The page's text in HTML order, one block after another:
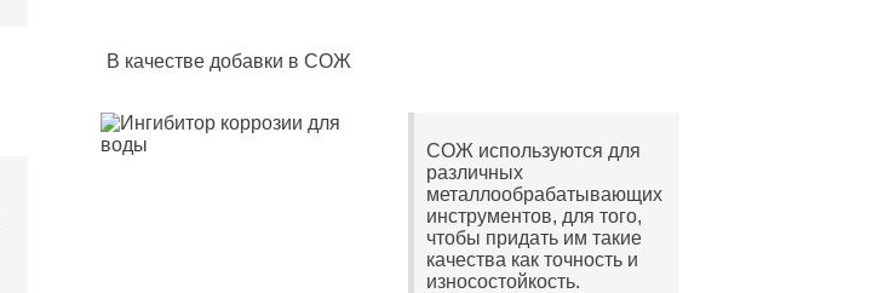
В качестве добавки в СОЖ
СОЖ используются для
различных
металлообрабатывающих
инструментов, для того,
чтобы придать им такие
качества как точность и
износостойкость.